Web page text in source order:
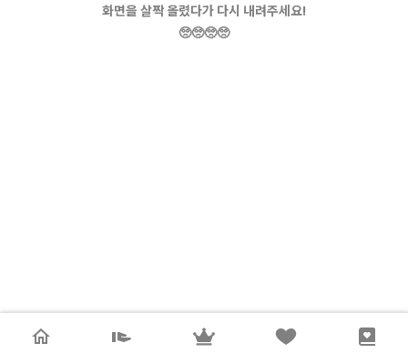
화면을 살짝 올렸다가 다시 내려주세요!
🥺🥺🥺🥺